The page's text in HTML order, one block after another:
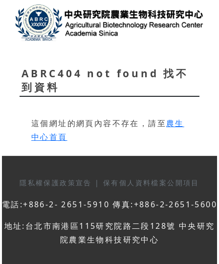
ABRC404 not found 找不
到資料
這個網址的網頁內容不存在，請至農生
中心首頁
隱私權保護政策宣告 | 保有個人資料檔案公開項目
電話:+886-2- 2651-5910 傳真:+886-2-2651-5600
地址:台北市南港區115研究院路二段128號 中央研究
院農業生物科技研究中心